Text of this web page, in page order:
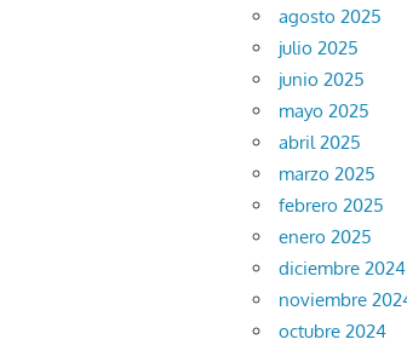
agosto 2025
julio 2025
junio 2025
mayo 2025
abril 2025
marzo 2025
febrero 2025
enero 2025
diciembre 2024
noviembre
octubre 2024